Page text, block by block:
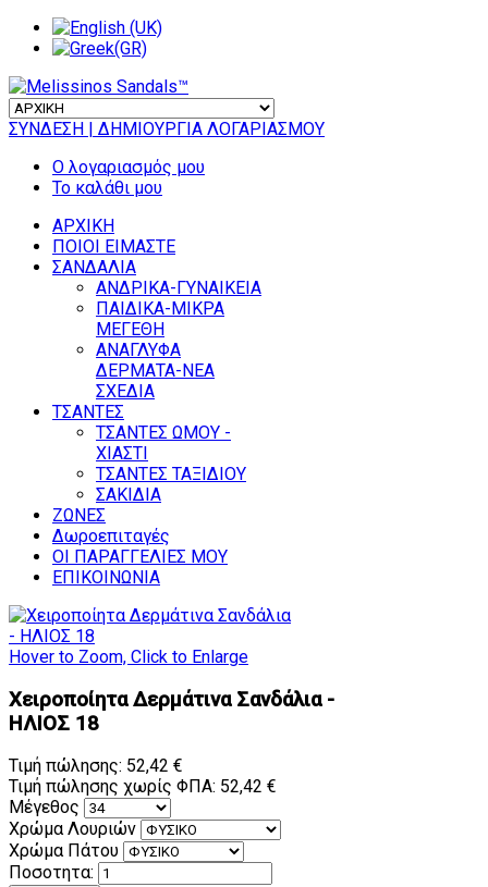
ΣΥΝΔΕΣΗ | ΔΗΜΙΟΥΡΓΙΑ ΛΟΓΑΡΙΑΣΜΟΥ
Ο λογαριασμός μου
Το καλάθι μου
ΑΡΧΙΚΗ
ΠΟΙΟΙ ΕΙΜΑΣΤΕ
ΣΑΝΔΑΛΙΑ
ΑΝΔΡΙΚΑ-ΓΥΝΑΙΚΕΙΑ
ΠΑΙΔΙΚΑ-ΜΙΚΡΑ
ΜΕΓΕΘΗ
ΑΝΑΓΛΥΦΑ
ΔΕΡΜΑΤΑ-ΝΕΑ
ΣΧΕΔΙΑ
ΤΣΑΝΤΕΣ
ΤΣΑΝΤΕΣ ΩΜΟΥ -
ΧΙΑΣΤΙ
ΤΣΑΝΤΕΣ ΤΑΞΙΔΙΟΥ
ΣΑΚΙΔΙΑ
ΖΩΝΕΣ
Δωροεπιταγές
ΟΙ ΠΑΡΑΓΓΕΛΙΕΣ ΜΟΥ
ΕΠΙΚΟΙΝΩΝΙΑ
Hover to Zoom, Click to Enlarge
Χειροποίητα Δερμάτινα Σανδάλια -
ΗΛΙΟΣ 18
Τιμή πώλησης: 52,42 €
Τιμή πώλησης χωρίς ΦΠΑ: 52,42 €
Μέγεθος
Χρώμα Λουριών
Χρώμα Πάτου
Ποσοτητα: